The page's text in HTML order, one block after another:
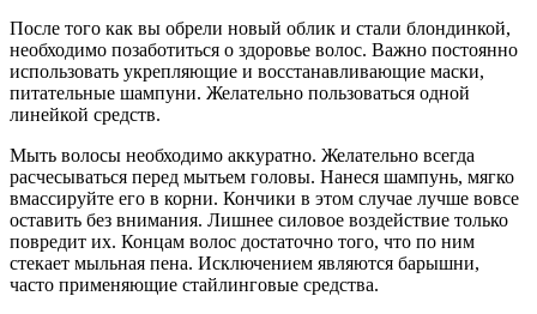
После того как вы обрели новый облик и стали блондинкой,
необходимо позаботиться о здоровье волос. Важно постоянно
использовать укрепляющие и восстанавливающие маски,
питательные шампуни. Желательно пользоваться одной
линейкой средств.
Мыть волосы необходимо аккуратно. Желательно всегда
расчесываться перед мытьем головы. Нанеся шампунь, мягко
вмассируйте его в корни. Кончики в этом случае лучше вовсе
оставить без внимания. Лишнее силовое воздействие только
повредит их. Концам волос достаточно того, что по ним
стекает мыльная пена. Исключением являются барышни,
часто применяющие стайлинговые средства.